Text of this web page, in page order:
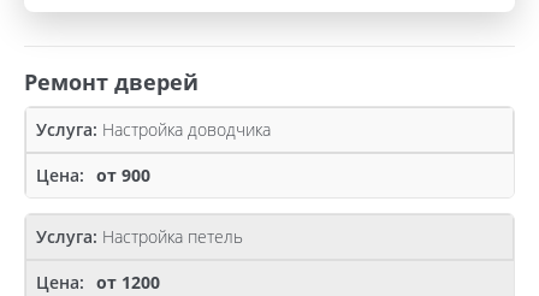
Ремонт дверей
Настройка доводчика
от 900
Настройка петель
от 1200